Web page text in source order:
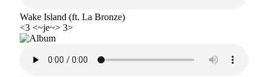
Wake Island (ft. La Bronze)
<3 <~je~> 3>